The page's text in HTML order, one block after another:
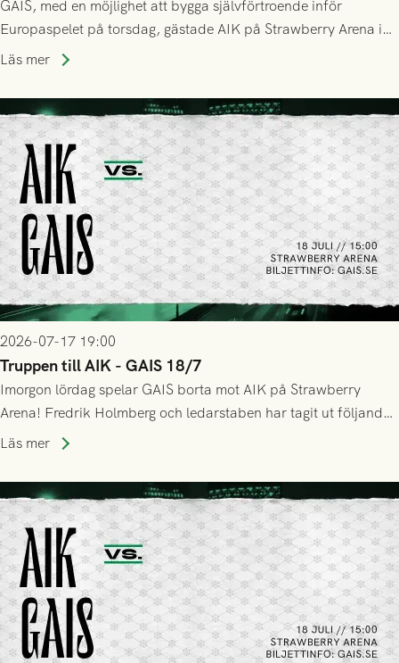
GAIS, med en möjlighet att bygga självförtroende inför
Europaspelet på torsdag, gästade AIK på Strawberry Arena i
Stockholm . Men trots konstant hotande i första halvlek av
lyckades få in 2-0.
Läs mer
2026-07-17 19:00
Truppen till AIK - GAIS 18/7
Imorgon lördag spelar GAIS borta mot AIK på Strawberry
Arena! Fredrik Holmberg och ledarstaben har tagit ut följande
trupp till matchen:
Läs mer